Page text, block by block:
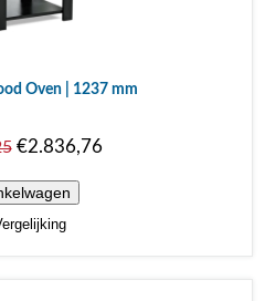
Oven | 1237 mm
€2.836,76